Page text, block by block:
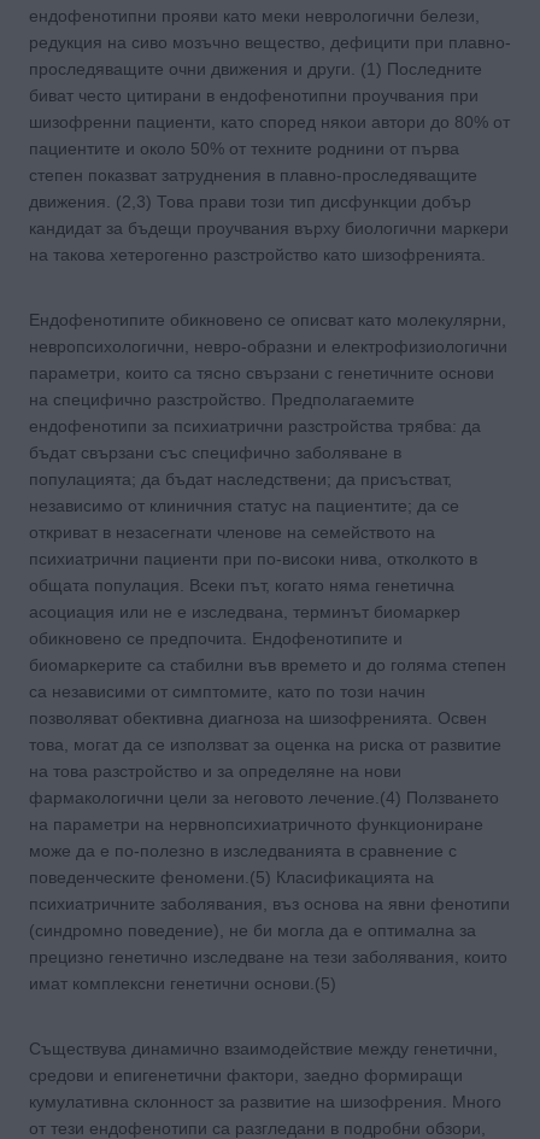
ендофенотипни прояви като меки неврологични белези,
редукция на сиво мозъчно вещество, дефицити при плавно-
проследяващите очни движения и други. (1) Последните
биват често цитирани в ендофенотипни проучвания при
шизофренни пациенти, като според някои автори до 80% от
пациентите и около 50% от техните роднини от първа
степен показват затруднения в плавно-проследяващите
движения. (2,3) Това прави този тип дисфункции добър
кандидат за бъдещи проучвания върху биологични маркери
на такова хетерогенно разстройство като шизофренията.
Ендофенотипите обикновено се описват като молекулярни,
невропсихологични, невро-образни и електрофизиологични
параметри, които са тясно свързани с генетичните основи
на специфично разстройство. Предполагаемите
ендофенотипи за психиатрични разстройства трябва: да
бъдат свързани със специфично заболяване в
популацията; да бъдат наследствени; да присъстват,
независимо от клиничния статус на пациентите; да се
откриват в незасегнати членове на семейството на
психиатрични пациенти при по-високи нива, отколкото в
общата популация. Всеки път, когато няма генетична
асоциация или не е изследвана, терминът биомаркер
обикновено се предпочита. Ендофенотипите и
биомаркерите са стабилни във времето и до голяма степен
са независими от симптомите, като по този начин
позволяват обективна диагноза на шизофренията. Освен
това, могат да се използват за оценка на риска от развитие
на това разстройство и за определяне на нови
фармакологични цели за неговото лечение.(4) Ползването
на параметри на нервнопсихиатричното функциониране
може да е по-полезно в изследванията в сравнение с
поведенческите феномени.(5) Класификацията на
психиатричните заболявания, въз основа на явни фенотипи
(синдромно поведение), не би могла да е оптимална за
прецизно генетично изследване на тези заболявания, които
имат комплексни генетични основи.(5)
Съществува динамично взаимодействие между генетични,
средови и епигенетични фактори, заедно формиращи
кумулативна склонност за развитие на шизофрения. Много
от тези ендофенотипи са разгледани в подробни обзори,